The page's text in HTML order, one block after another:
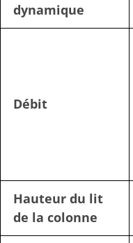
dynamique
Débit
Hauteur du lit
de la colonne